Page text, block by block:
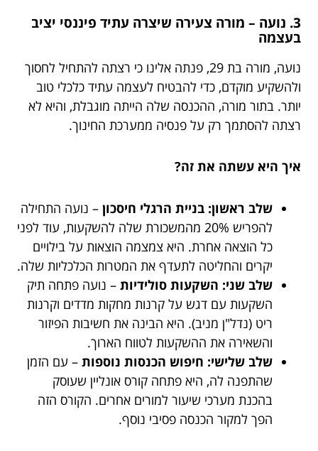
3. נועה – מורה צעירה שיצרה עתיד פיננסי יציב
בעצמה
נועה, מורה בת 29, פנתה אלינו כי רצתה להתחיל לחסוך
ולהשקיע מוקדם, כדי להבטיח לעצמה עתיד כלכלי טוב
יותר. בתור מורה, ההכנסה שלה הייתה מוגבלת, והיא לא
רצתה להסתמך רק על פנסיה ממערכת החינוך.
איך היא עשתה את זה?
שלב ראשון: בניית הרגלי חיסכון – נועה התחילה
להפריש 20% מהמשכורת שלה להשקעות, עוד לפני
כל הוצאה אחרת. היא צמצמה הוצאות על בילויים
יקרים והחליטה לתעדף את המטרות הכלכליות שלה.
שלב שני: השקעות סולידיות – נועה פתחה תיק
השקעות עם דגש על קרנות מחקות מדדים וקרנות
ריט (נדל"ן מניב). היא הבינה את חשיבות הפיזור
והשאירה את ההשקעות לטווח הארוך.
שלב שלישי: חיפוש הכנסות נוספות – עם הזמן
שהתפנה לה, היא פתחה קורס אונליין שעוסק
בהכנת מערכי שיעור למורים אחרים. הקורס הזה
הפך למקור הכנסה פסיבי נוסף.